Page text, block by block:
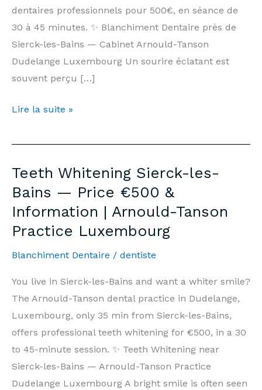
dentaires professionnels pour 500€, en séance de
30 à 45 minutes. ✨ Blanchiment Dentaire près de
Sierck-les-Bains — Cabinet Arnould-Tanson
Dudelange Luxembourg Un sourire éclatant est
souvent perçu […]
Blanchiment
Sierck-
Bains
—
Prix
500€
Informations
|
Cabinet
Arnould-
Tanson
Luxembourg
Lire la suite »
Teeth Whitening Sierck-les-
Bains — Price €500 &
Information | Arnould-Tanson
Practice Luxembourg
Blanchiment Dentaire / dentiste
You live in Sierck-les-Bains and want a whiter smile?
The Arnould-Tanson dental practice in Dudelange,
Luxembourg, only 35 min from Sierck-les-Bains,
offers professional teeth whitening for €500, in a 30
to 45-minute session. ✨ Teeth Whitening near
Sierck-les-Bains — Arnould-Tanson Practice
Dudelange Luxembourg A bright smile is often seen